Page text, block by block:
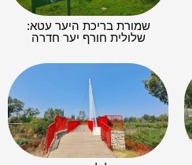
שמורת בריכת היער עטא:
שלולית חורף יער חדרה